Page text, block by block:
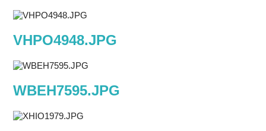
VHPO4948.JPG
WBEH7595.JPG